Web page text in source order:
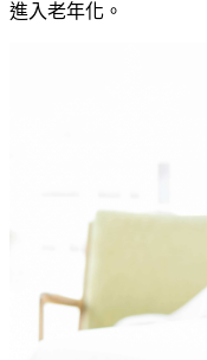
進入老年化。